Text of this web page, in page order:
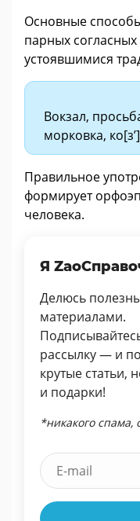
Основные
парных
устоявшимися
Вокзал,
морковка,
Правильное
формирует
человека.
Я
Делюсь
материалами.
рассылку — и
крутые статьи,
и подарки!
*никакого